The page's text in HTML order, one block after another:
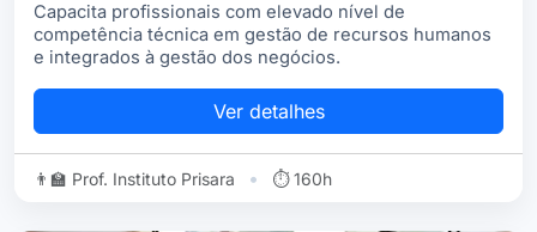
Capacita profissionais com elevado nível de
competência técnica em gestão de recursos humanos
e integrados à gestão dos negócios.
Ver detalhes
👨‍🏫 Prof. Instituto Prisara • ⏱ 160h